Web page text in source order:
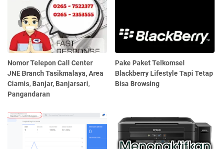
Nomor Telepon Call Center
JNE Branch Tasikmalaya, Area
Ciamis, Banjar, Banjarsari,
Pangandaran
Pake Paket Telkomsel
Blackberry Lifestyle Tapi Tetap
Bisa Browsing